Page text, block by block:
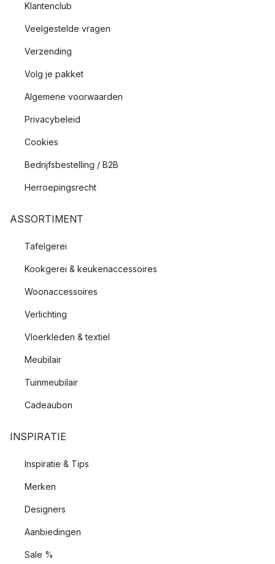
Klantenclub
Veelgestelde vragen
Verzending
Volg je pakket
Algemene voorwaarden
Privacybeleid
Cookies
Bedrijfsbestelling / B2B
Herroepingsrecht
ASSORTIMENT
Tafelgerei
Kookgerei & keukenaccessoires
Woonaccessoires
Verlichting
Vloerkleden & textiel
Meubilair
Tuinmeubilair
Cadeaubon
INSPIRATIE
Inspiratie & Tips
Merken
Designers
Aanbiedingen
Sale %